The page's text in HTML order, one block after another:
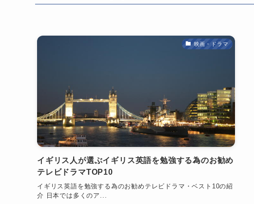
映画・ドラマ
イギリス人が選ぶイギリス英語を勉強する為のお勧め
テレビドラマTOP10
イギリス英語を勉強する為のお勧めテレビドラマ・ベスト10の紹
介 日本では多くのア...